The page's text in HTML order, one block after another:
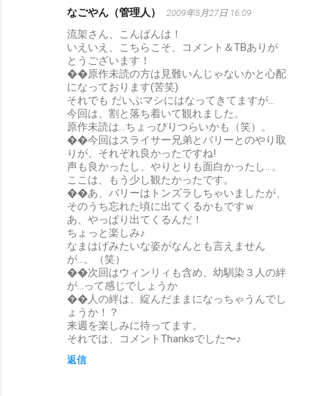
なごやん（管理人） 2009年5月27日 16:09
流架さん、こんばんは！
いえいえ、こちらこそ、コメント＆TBありが
とうございます！
��原作未読の方は見難いんじゃないかと心配
になっております(苦笑)
それでも だいぶマシにはなってきてますが…
今回は、割と落ち着いて観れました。
原作未読は…ちょっぴりつらいかも（笑）。
��今回はスライサー兄弟とバリーとのやり取
りが、それぞれ良かったですね!
声も良かったし、やりとりも面白かったし…。
ここは、もう少し観たかったです。
��あ、バリーはトンズラしちゃいましたが、
そのうち忘れた頃に出てくるかもですｗ
あ、やっぱり出てくるんだ！
ちょっと楽しみ♪
なまはげみたいな姿がなんとも言えません
が…。（笑）
��次回はウィンリィも含め、幼馴染３人の絆
が…って感じでしょうか
��人の絆は、綻んだままになっちゃうんでし
ょうか！？
来週を楽しみに待ってます。
それでは、コメントThanksでした〜♪
返信